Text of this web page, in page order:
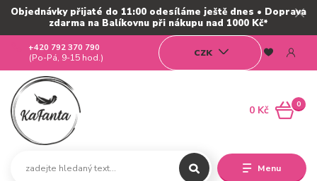
Objednávky přijaté do 11:00 odesíláme ještě dnes • Doprava
zdarma na Balíkovnu při nákupu nad 1000 Kč*
Menu
CZK
+420 792 370 790
(Po-Pá, 9-15 hod.)
0
0 Kč